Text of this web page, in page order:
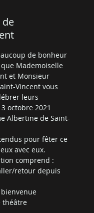
de bonheur
que Mademoiselle
et Monsieur
Vincent vous
leurs
octobre 2021
Albertine de Saint-
pour fêter ce
avec eux.
comprend :
retour depuis
théâtre